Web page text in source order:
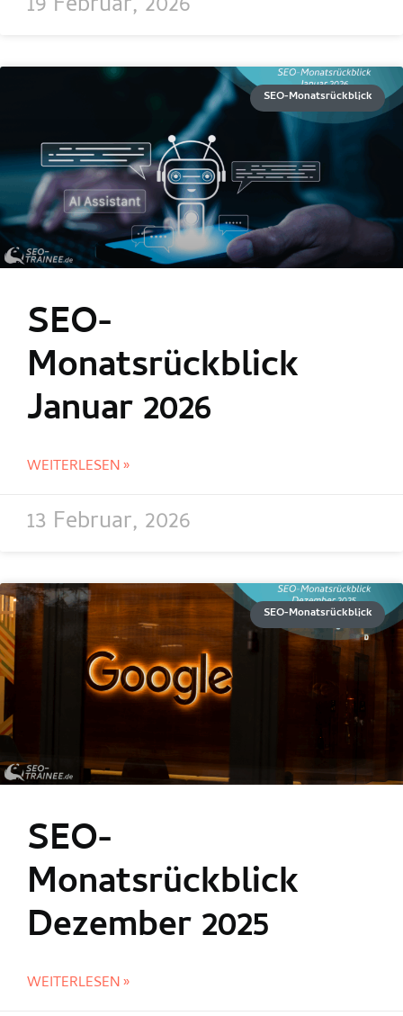
SEO-Monatsrückblick
SEO-
Monatsrückblick
Januar 2026
WEITERLESEN »
13 Februar, 2026
SEO-Monatsrückblick
SEO-
Monatsrückblick
Dezember 2025
WEITERLESEN »